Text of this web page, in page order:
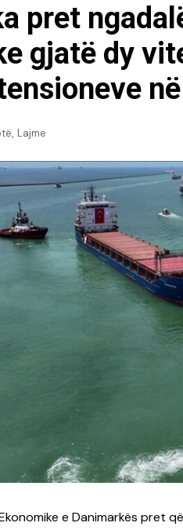
pret
gjatë dy
, Lajme
e Danimarkës pret